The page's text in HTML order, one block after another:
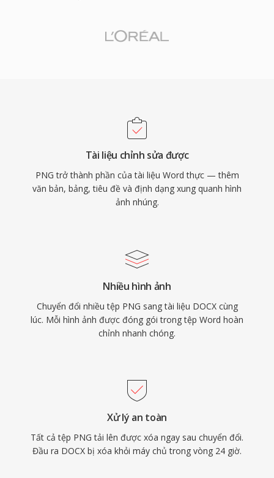
Tài liệu chỉnh sửa được
PNG trở thành phần của tài liệu Word thực — thêm
văn bản, bảng, tiêu đề và định dạng xung quanh hình
ảnh nhúng.
Nhiều hình ảnh
Chuyển đổi nhiều tệp PNG sang tài liệu DOCX cùng
lúc. Mỗi hình ảnh được đóng gói trong tệp Word hoàn
chỉnh nhanh chóng.
Xử lý an toàn
Tất cả tệp PNG tải lên được xóa ngay sau chuyển đổi.
Đầu ra DOCX bị xóa khỏi máy chủ trong vòng 24 giờ.